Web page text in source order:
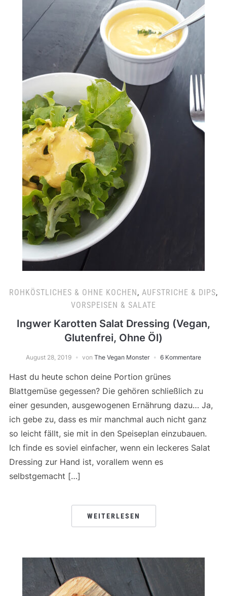
ROHKÖSTLICHES & OHNE KOCHEN, AUFSTRICHE & DIPS,
VORSPEISEN & SALATE
Ingwer Karotten Salat Dressing (Vegan,
Glutenfrei, Ohne Öl)
August 28, 2019 von The Vegan Monster 6 Kommentare
Hast du heute schon deine Portion grünes
Blattgemüse gegessen? Die gehören schließlich zu
einer gesunden, ausgewogenen Ernährung dazu… Ja,
ich gebe zu, dass es mir manchmal auch nicht ganz
so leicht fällt, sie mit in den Speiseplan einzubauen.
Ich finde es soviel einfacher, wenn ein leckeres Salat
Dressing zur Hand ist, vorallem wenn es
selbstgemacht […]
WEITERLESEN